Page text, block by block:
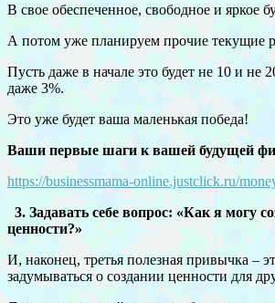
В свое обеспеченное, свободное и яркое
А потом уже планируем прочие текущие
Пусть даже в начале это будет не 10 и не
даже 3%.
Это уже будет ваша маленькая победа!
Ваши первые шаги к вашей будущей
https://businessmama-online.justclick.ru/
3. Задавать себе вопрос: «Как я могу
ценности?»
И, наконец, третья полезная привычка –
задумываться о создании ценности для